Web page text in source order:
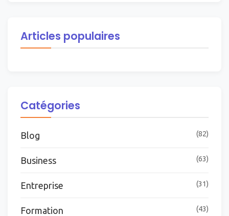
Articles populaires
Catégories
Blog (82)
Business (63)
Entreprise (31)
Formation (43)